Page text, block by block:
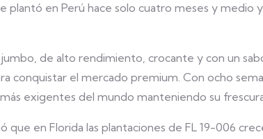
plantó en Perú hace solo cuatro meses y medio
de alto rendimiento, crocante y con un
conquistar el mercado premium. Con ocho
exigentes del mundo manteniendo su
que en Florida las plantaciones de FL 19-006